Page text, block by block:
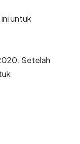
untuk
Setelah